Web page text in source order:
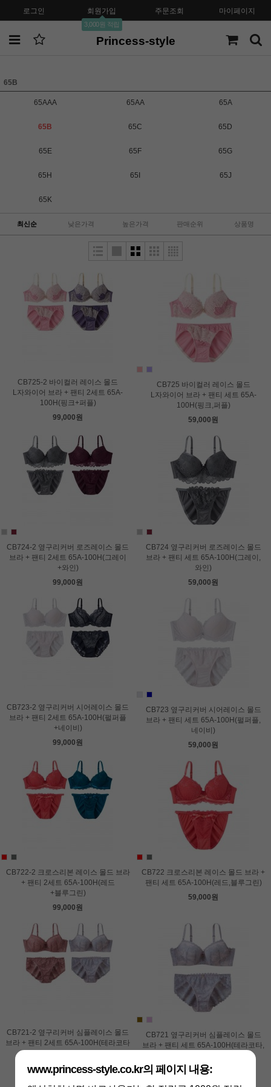
로그인 회원가입
3,000원 적립
주문조회 마이페이지
Princess-style
65B
65AAA 65AA 65A
65B 65C 65D
65E 65F 65G
65H 65I 65J
65K
최신순 낮은가격 높은가격 판매순위 상품명
CB725-2 바이컬러 레이스 몰드
L자와이어 브라 + 팬티 2세트 65A-
100H(핑크+퍼플)
99,000원
CB725 바이컬러 레이스 몰드
L자와이어 브라 + 팬티 세트 65A-
100H(핑크,퍼플)
59,000원
CB724-2 옆구리커버 로즈레이스 몰드
브라 + 팬티 2세트 65A-100H(그레이
+와인)
99,000원
CB724 옆구리커버 로즈레이스 몰드
브라 + 팬티 세트 65A-100H(그레이,
와인)
59,000원
CB723-2 옆구리커버 시어레이스 몰드
브라 + 팬티 2세트 65A-100H(펄퍼플
+네이비)
99,000원
CB723 옆구리커버 시어레이스 몰드
브라 + 팬티 세트 65A-100H(펄퍼플,
네이비)
59,000원
CB722-2 크로스리본 레이스 몰드 브라
+ 팬티 2세트 65A-100H(레드
+블루그린)
99,000원
CB722 크로스리본 레이스 몰드 브라 +
팬티 세트 65A-100H(레드,블루그린)
59,000원
CB721-2 옆구리커버 심플레이스 몰드
브라 + 팬티 2세트 65A-100H(테라코타
99,000원
CB721 옆구리커버 심플레이스 몰드
브라 + 팬티 세트 65A-100H(테라코타,
59,000원
www.princess-style.co.kr의 페이지 내용: